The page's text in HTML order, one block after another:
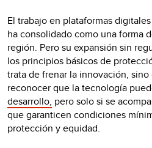
El trabajo en plataformas
ha consolidado como una forma
región. Pero su expansión sin
los principios básicos de
trata de frenar la innovación,
reconocer que la tecnología
desarrollo, pero solo si se
que garanticen condiciones
protección y equidad.